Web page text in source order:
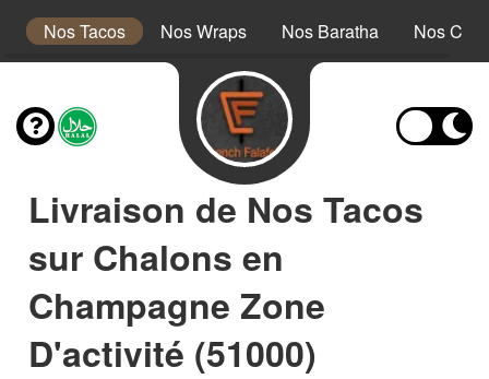
Nos Tacos Nos Wraps Nos Baratha Nos
Livraison de Nos Tacos
sur Chalons en
Champagne Zone
D'activité (51000)